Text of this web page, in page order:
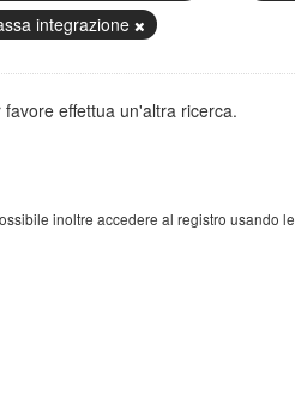
integrazione
favore effettua un'altra ricerca.
inoltre accedere al registro usando le